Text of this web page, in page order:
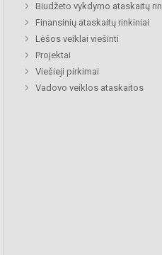
Biudžeto vykdymo ataskaitų
Finansinių ataskaitų rinkiniai
Lėšos veiklai viešinti
Projektai
Viešieji pirkimai
Vadovo veiklos ataskaitos